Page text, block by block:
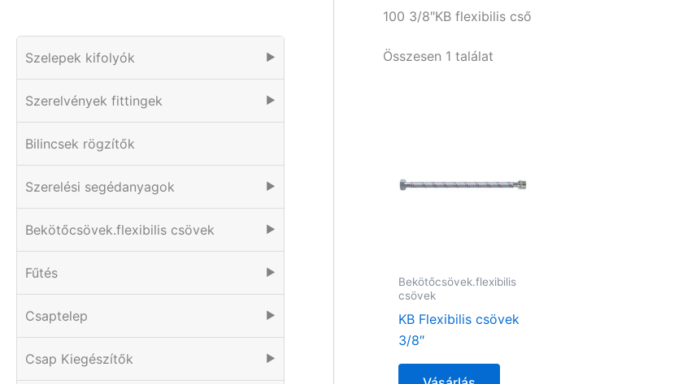
Szelepek kifolyók ▶
Szerelvények fittingek ▶
Bilincsek rögzítők
Szerelési segédanyagok ▶
Bekötőcsövek.flexibilis csövek ▶
Fűtés ▶
Csaptelep ▶
Csap Kiegészítők ▶
100 3/8″KB flexibilis cső
Összesen 1 találat
Bekötőcsövek.flexibilis
csövek
KB Flexibilis csövek
3/8″